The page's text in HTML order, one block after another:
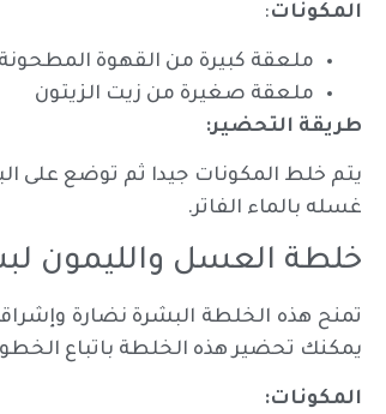
المكونات:
ملعقة كبيرة من القهوة المطحونة
ملعقة صغيرة من زيت الزيتون
طريقة التحضير:
غسله بالماء الفاتر.
خلطة العسل والليمون
تمنح هذه الخلطة البشرة نضارة
يمكنك تحضير هذه الخلطة باتباع
المكونات: